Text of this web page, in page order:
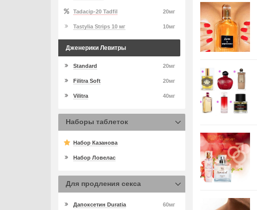
20мг
Tadacip-20 Tadfil
10мг
Tastylia Strips 10 мг
Дженерики Левитры
20мг
Standard
20мг
Filitra Soft
40мг
Vilitra
Наборы таблеток
Набор Казанова
Набор Ловелас
Для продления секса
60мг
Дапоксетин Duratia